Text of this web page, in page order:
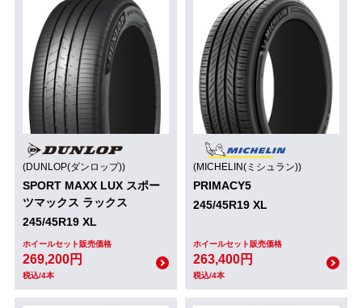
(DUNLOP(ダンロップ))
SPORT MAXX LUX スポー
ツマックス ラックス
245/45R19 XL
ホイールセット販売価格
269,200円
税込/4本
(MICHELIN(ミシュラン))
PRIMACY5
245/45R19 XL
ホイールセット販売価格
263,400円
税込/4本